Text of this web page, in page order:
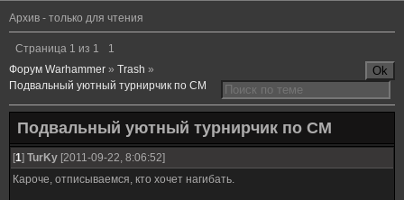
Архив - только для чтения
Страница 1 из 1
1
Форум Warhammer » Trash »
Подвальный уютный турнирчик по СМ
Подвальный уютный турнирчик по СМ
[1] TurKy [2011-09-22, 8:06:52]
Кароче, отписываемся, кто хочет нагибать.